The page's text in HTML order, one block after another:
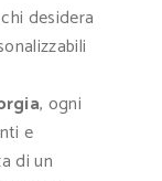
desidera
, ogni
e
di un